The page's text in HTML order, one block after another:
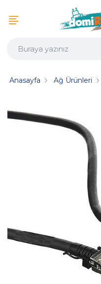
Anasayfa Ağ Ürünleri